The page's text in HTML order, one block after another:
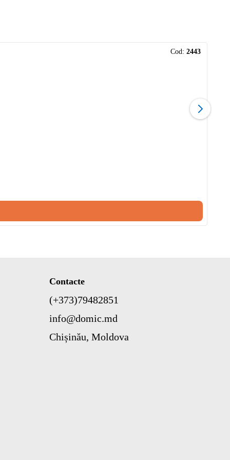
Cod: 2443
Contacte
(+373)79482851
info@domic.md
Chișinău, Moldova